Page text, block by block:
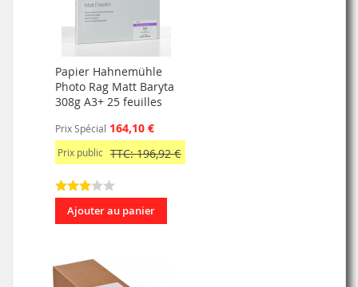
Papier Hahnemühle
Photo Rag Matt Baryta
308g A3+ 25 feuilles
Prix Spécial 164,10 €
Prix public TTC: 196,92 €
Ajouter au panier